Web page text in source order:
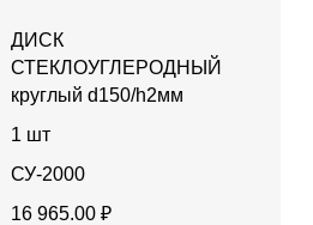
ДИСК
СТЕКЛОУГЛЕРОДНЫЙ
круглый d150/h2мм
1 шт
СУ-2000
16 965.00 ₽